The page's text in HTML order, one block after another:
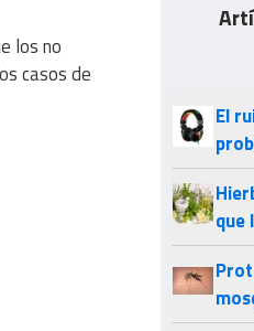
los no
casos de
El
que